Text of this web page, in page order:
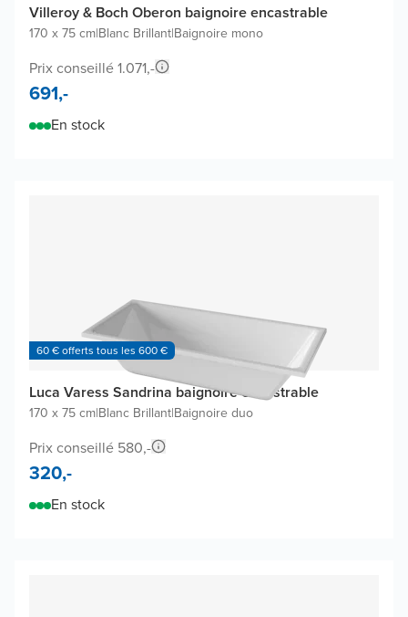
Villeroy & Boch Oberon baignoire encastrable
170 x 75 cm|Blanc Brillant|Baignoire mono
Prix conseillé 1.071,-
691,-
En stock
60 € offerts tous les 600 €
Luca Varess Sandrina baignoire encastrable
170 x 75 cm|Blanc Brillant|Baignoire duo
Prix conseillé 580,-
320,-
En stock